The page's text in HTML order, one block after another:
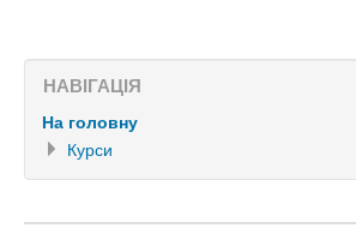
НАВІГАЦІЯ
На головну
Курси